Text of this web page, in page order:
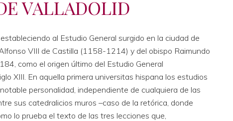
VALLADOLID
al Estudio General surgido en la ciudad de
VIII de Castilla (1158-1214) y del obispo Raimundo
como el origen último del Estudio General
XIII. En aquella primera universitas hispana los estudios
personalidad, independiente de cualquiera de las
sus catedralicios muros –caso de la retórica, donde
lo prueba el texto de las tres lecciones que,